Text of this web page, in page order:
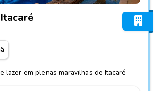
lazer em plenas maravilhas de Itacaré